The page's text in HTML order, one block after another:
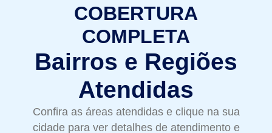
COBERTURA
COMPLETA
Bairros e Regiões
Atendidas
Confira as áreas atendidas e clique na sua
cidade para ver detalhes de atendimento e